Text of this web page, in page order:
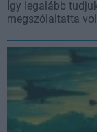
Így legalább
megszólaltatta